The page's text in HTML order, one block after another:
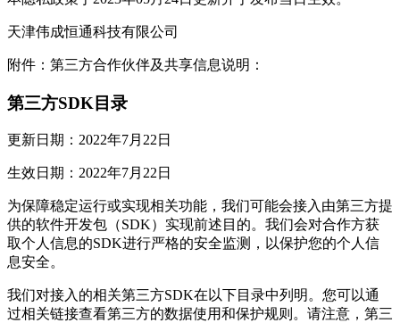
天津伟成恒通科技有限公司
附件：第三方合作伙伴及共享信息说明：
第三方SDK目录
更新日期：2022年7月22日
生效日期：2022年7月22日
为保障稳定运行或实现相关功能，我们可能会接入由第三方提
供的软件开发包（SDK）实现前述目的。我们会对合作方获
取个人信息的SDK进行严格的安全监测，以保护您的个人信
息安全。
我们对接入的相关第三方SDK在以下目录中列明。您可以通
过相关链接查看第三方的数据使用和保护规则。请注意，第三